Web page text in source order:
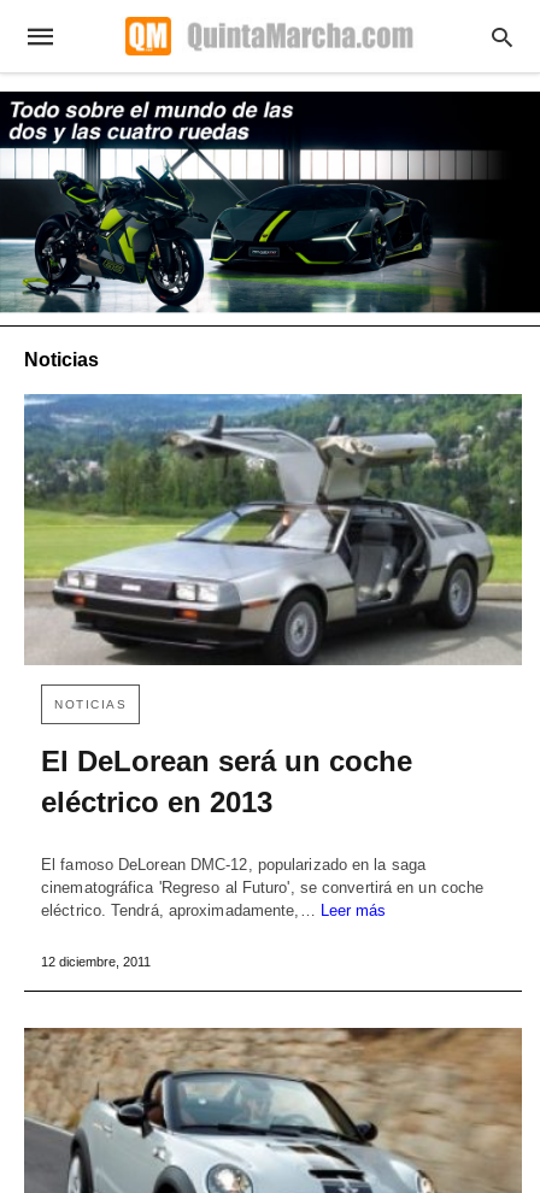
Noticias
NOTICIAS
El DeLorean será un coche
eléctrico en 2013
El famoso DeLorean DMC-12, popularizado en la saga
cinematográfica 'Regreso al Futuro', se convertirá en un coche
eléctrico. Tendrá, aproximadamente,… Leer más
12 diciembre, 2011